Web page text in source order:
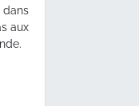
dans
aux